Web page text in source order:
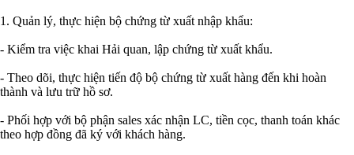
1. Quản lý, thực hiện bộ chứng từ xuất nhập khẩu:
- Kiểm tra việc khai Hải quan, lập chứng từ xuất khẩu.
- Theo dõi, thực hiện tiến độ bộ chứng từ xuất hàng đến khi hoàn
thành và lưu trữ hồ sơ.
- Phối hợp với bộ phận sales xác nhận LC, tiền cọc, thanh toán khác
theo hợp đồng đã ký với khách hàng.